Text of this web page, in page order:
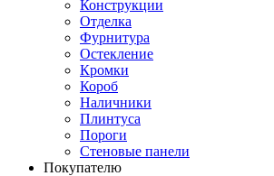
Конструкции
Отделка
Фурнитура
Остекление
Кромки
Короб
Наличники
Плинтуса
Пороги
Стеновые панели
Покупателю